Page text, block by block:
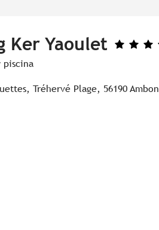
Ker Yaoulet
piscina
Tréhervé Plage, 56190 Ambon